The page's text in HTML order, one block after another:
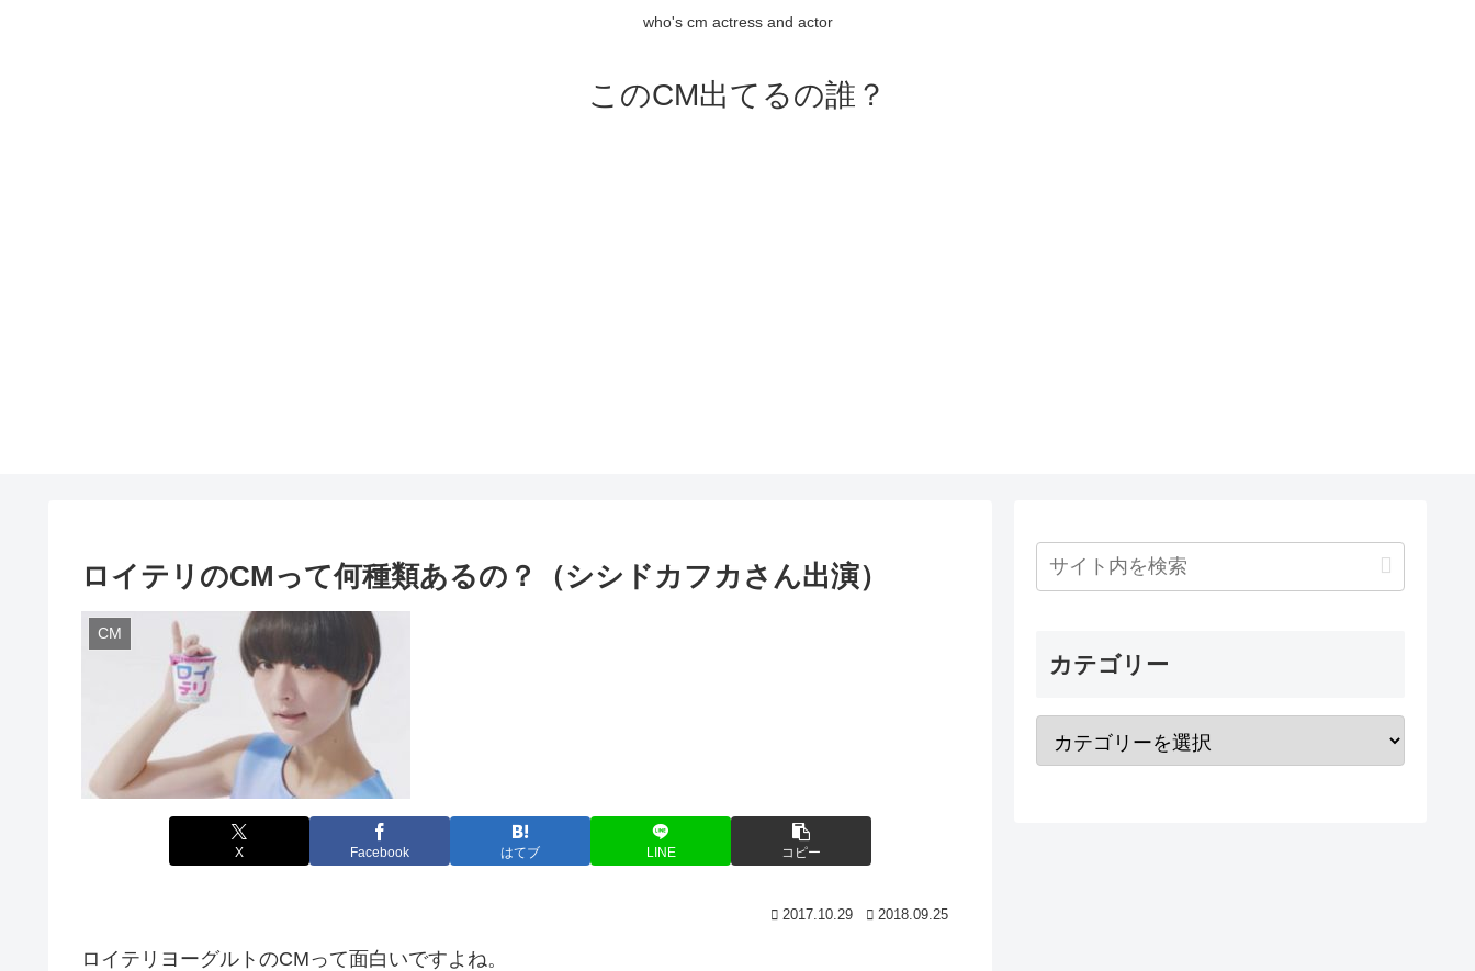
who's cm actress and actor
このCM出てるの誰？
ロイテリのCMって何種類あるの？（シシドカフカさん出演）
CM
X Facebook はてブ LINE コピー
2017.10.29 2018.09.25
ロイテリヨーグルトのCMって面白いですよね。
カテゴリー